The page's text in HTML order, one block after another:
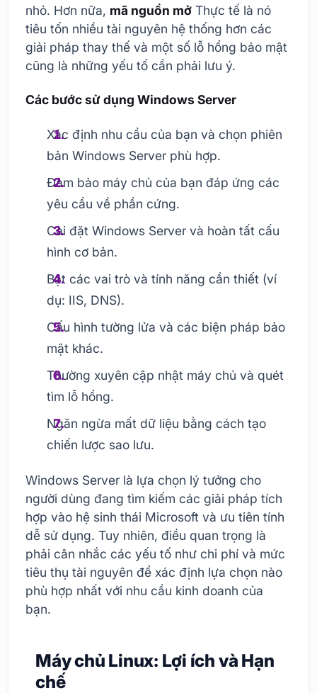
nhỏ. Hơn nữa, mã nguồn mở Thực tế là nó
tiêu tốn nhiều tài nguyên hệ thống hơn các
giải pháp thay thế và một số lỗ hổng bảo mật
cũng là những yếu tố cần phải lưu ý.
Các bước sử dụng Windows Server
Xác định nhu cầu của bạn và chọn phiên
bản Windows Server phù hợp.
Đảm bảo máy chủ của bạn đáp ứng các
yêu cầu về phần cứng.
Cài đặt Windows Server và hoàn tất cấu
hình cơ bản.
Bật các vai trò và tính năng cần thiết (ví
dụ: IIS, DNS).
Cấu hình tường lửa và các biện pháp bảo
mật khác.
Thường xuyên cập nhật máy chủ và quét
tìm lỗ hổng.
Ngăn ngừa mất dữ liệu bằng cách tạo
chiến lược sao lưu.
Windows Server là lựa chọn lý tưởng cho
người dùng đang tìm kiếm các giải pháp tích
hợp vào hệ sinh thái Microsoft và ưu tiên tính
dễ sử dụng. Tuy nhiên, điều quan trọng là
phải cân nhắc các yếu tố như chi phí và mức
tiêu thụ tài nguyên để xác định lựa chọn nào
phù hợp nhất với nhu cầu kinh doanh của
bạn.
Máy chủ Linux: Lợi ích và Hạn
chế